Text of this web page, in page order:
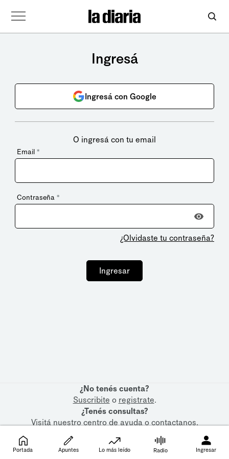
Ingresá
Ingresá con Google
O ingresá con tu email
Email *
Contraseña *
¿Olvidaste tu contraseña?
Ingresar
¿No tenés cuenta?
Suscribite o registrate.
¿Tenés consultas?
Visitá nuestrocentro de ayudaocontactanos.
Portada Apuntes Lo más leído Radio Ingresar